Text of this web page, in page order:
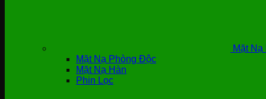
Mặt
Mặt Nạ Phòng Độc
Mặt Nạ Hàn
Phin Lọc